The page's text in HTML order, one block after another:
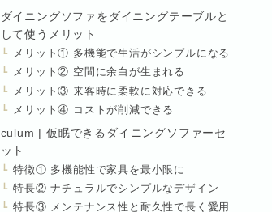
ダイニングソファをダイニングテーブルと
して使うメリット
メリット① 多機能で生活がシンプルになる
メリット② 空間に余白が生まれる
メリット③ 来客時に柔軟に対応できる
メリット④ コストが削減できる
culum | 仮眠できるダイニングソファーセ
ット
特徴① 多機能性で家具を最小限に
特長② ナチュラルでシンプルなデザイン
特長③ メンテナンス性と耐久性で長く愛用